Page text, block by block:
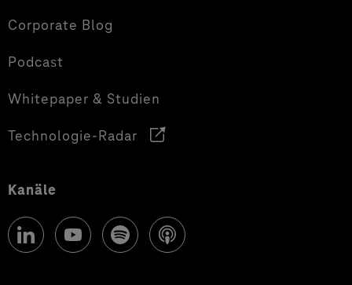
Corporate Blog
Podcast
Whitepaper & Studien
Technologie-Radar
Kanäle